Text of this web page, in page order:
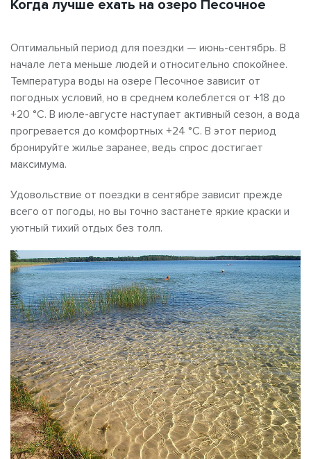
Когда лучше ехать на озеро Песочное
Оптимальный период для поездки — июнь-сентябрь. В
начале лета меньше людей и относительно спокойнее.
Температура воды на озере Песочное зависит от
погодных условий, но в среднем колеблется от +18 до
+20 °C. В июле-августе наступает активный сезон, а вода
прогревается до комфортных +24 °C. В этот период
бронируйте жилье заранее, ведь спрос достигает
максимума.
Удовольствие от поездки в сентябре зависит прежде
всего от погоды, но вы точно застанете яркие краски и
уютный тихий отдых без толп.